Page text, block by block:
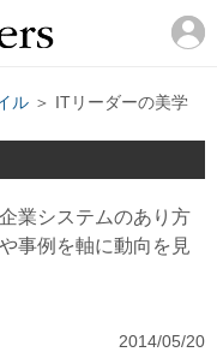
ル ＞ ITリーダーの美学
業システムのあり方
事例を軸に動向を見
2014/05/20